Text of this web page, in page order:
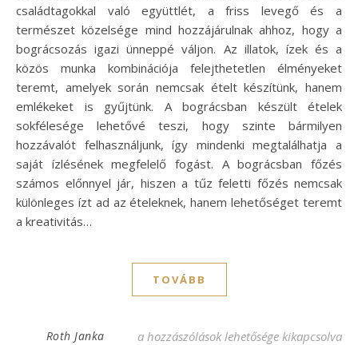
családtagokkal való együttlét, a friss levegő és a
természet közelsége mind hozzájárulnak ahhoz, hogy a
bográcsozás igazi ünneppé váljon. Az illatok, ízek és a
közös munka kombinációja felejthetetlen élményeket
teremt, amelyek során nemcsak ételt készítünk, hanem
emlékeket is gyűjtünk. A bográcsban készült ételek
sokfélesége lehetővé teszi, hogy szinte bármilyen
hozzávalót felhasználjunk, így mindenki megtalálhatja a
saját ízlésének megfelelő fogást. A bográcsban főzés
számos előnnyel jár, hiszen a tűz feletti főzés nemcsak
különleges ízt ad az ételeknek, hanem lehetőséget teremt
a kreativitás…
TOVÁBB
Roth Janka Bogrács recept: Ízletes ételek a
a hozzászólások lehetősége kikapcsolva